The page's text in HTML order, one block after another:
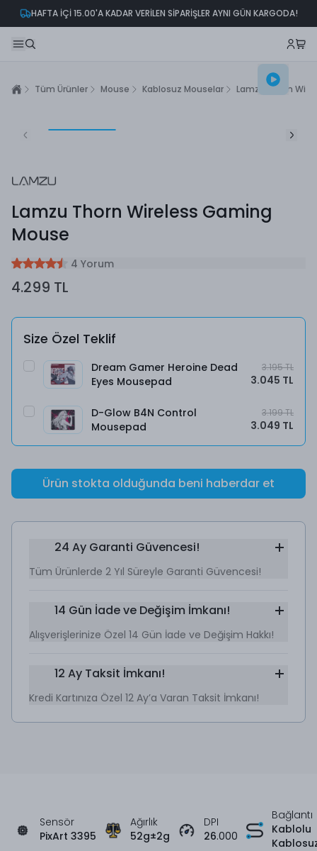
HAFTA İÇİ 15.00'A KADAR VERİLEN SİPARİŞLER AYNI GÜN KARGODA!
Tüm Ürünler Mouse Kablosuz Mouselar Lamzu Thorn
Lamzu Thorn Wireless Gaming
Mouse
4 Yorum
4.299 TL
Size Özel Teklif
Dream Gamer Heroine Dead
Eyes Mousepad
3.195 TL
3.045 TL
D-Glow B4N Control
Mousepad
3.199 TL
3.049 TL
Ürün stokta olduğunda beni haberdar et
24 Ay Garanti Güvencesi!
Tüm Ürünlerde 2 Yıl Süreyle Garanti Güvencesi!
14 Gün İade ve Değişim İmkanı!
Alışverişlerinize Özel 14 Gün İade ve Değişim Hakkı!
12 Ay Taksit İmkanı!
Kredi Kartınıza Özel 12 Ay’a Varan Taksit İmkanı!
Sensör
PixArt 3395
Ağırlık
52g±2g
DPI
26.000
Bağlantı
Kablolu